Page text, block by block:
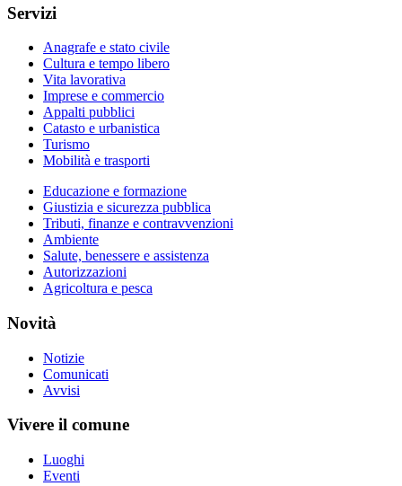
Servizi
Anagrafe e stato civile
Cultura e tempo libero
Vita lavorativa
Imprese e commercio
Appalti pubblici
Catasto e urbanistica
Turismo
Mobilità e trasporti
Educazione e formazione
Giustizia e sicurezza pubblica
Tributi, finanze e contravvenzioni
Ambiente
Salute, benessere e assistenza
Autorizzazioni
Agricoltura e pesca
Novità
Notizie
Comunicati
Avvisi
Vivere il comune
Luoghi
Eventi